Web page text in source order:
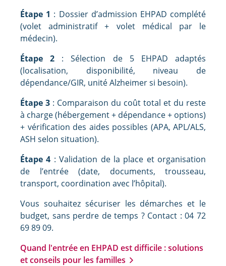
Étape 1 : Dossier d’admission EHPAD complété
(volet administratif + volet médical par le
médecin).
Étape 2 : Sélection de 5 EHPAD adaptés
(localisation, disponibilité, niveau de
dépendance/GIR, unité Alzheimer si besoin).
Étape 3 : Comparaison du coût total et du reste
à charge (hébergement + dépendance + options)
+ vérification des aides possibles (APA, APL/ALS,
ASH selon situation).
Étape 4 : Validation de la place et organisation
de l’entrée (date, documents, trousseau,
transport, coordination avec l’hôpital).
Vous souhaitez sécuriser les démarches et le
budget, sans perdre de temps ? Contact : 04 72
69 89 09.
Quand l'entrée en EHPAD est difficile : solutions
et conseils pour les familles